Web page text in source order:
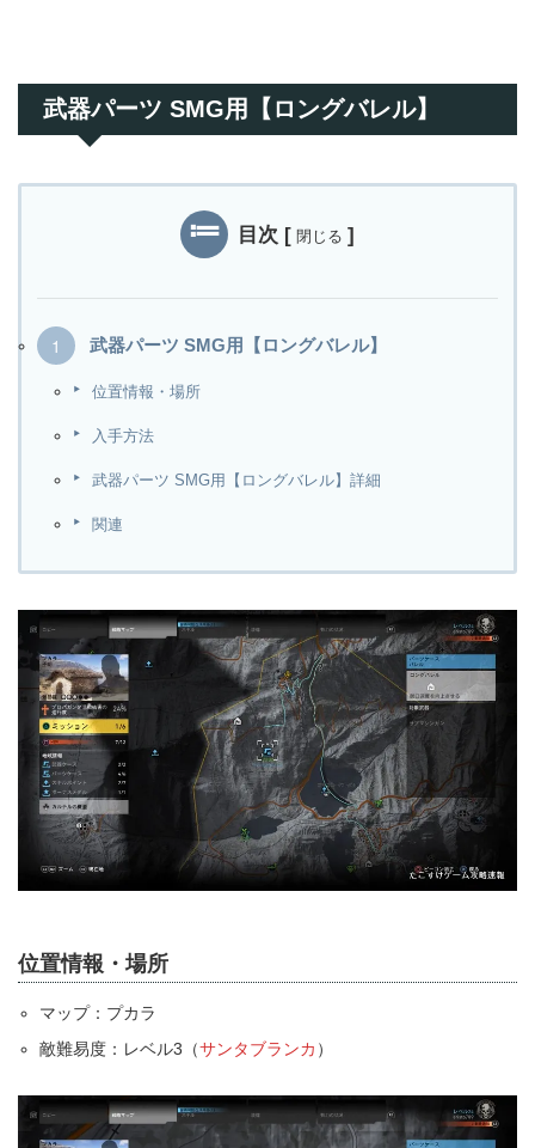
武器パーツ SMG用【ロングバレル】
目次 [ 閉じる ]
武器パーツ SMG用【ロングバレル】
位置情報・場所
入手方法
武器パーツ SMG用【ロングバレル】詳細
関連
位置情報・場所
マップ：プカラ
敵難易度：レベル3（サンタブランカ ）